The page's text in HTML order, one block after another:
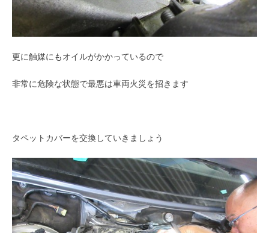
更に触媒にもオイルがかかっているので
非常に危険な状態で最悪は車両火災を招きます
タペットカバーを交換していきましょう